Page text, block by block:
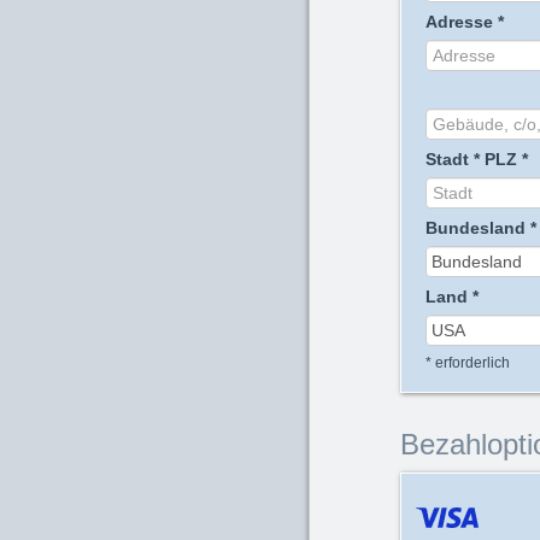
Adresse *
Stadt * PLZ *
Bundesland *
Land *
* erforderlich